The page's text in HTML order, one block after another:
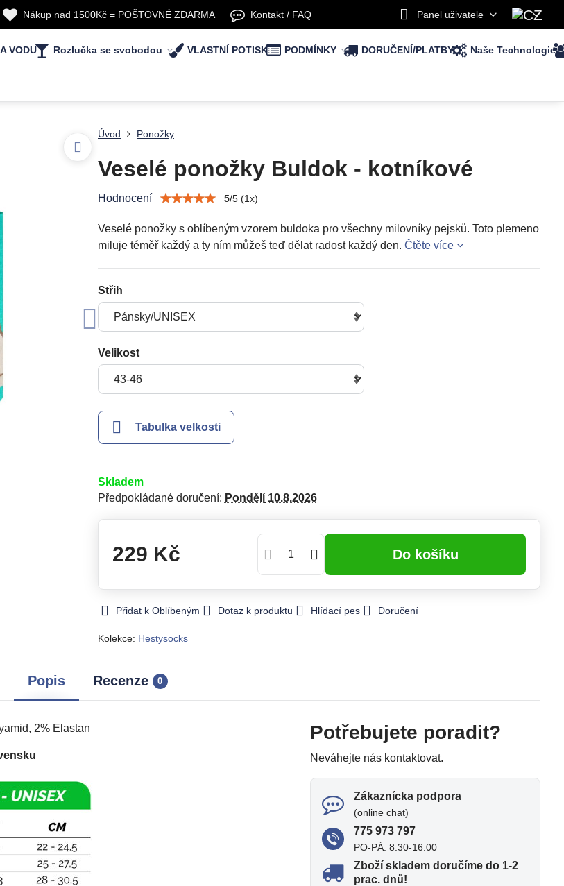
Nákup nad 1500Kč = POŠTOVNÉ ZDARMA Kontakt / FAQ Panel uživatele
VODU Rozlučka se svobodou VLASTNÍ POTISK PODMÍNKY DORUČENÍ/PLATBY Naše Technologie
Úvod Ponožky
Veselé ponožky Buldok - kotníkové
Hodnocení 5/5(1x)
Veselé ponožky s oblíbeným vzorem buldoka pro všechny milovníky pejsků. Toto plemeno
miluje téměř každý a ty ním můžeš teď dělat radost každý den. Čtěte více
Střih
Velikost
Tabulka velkosti
Skladem
Předpokládané doručení: Pondělí10.8.2026
229 Kč Do košíku
Přidat k Oblíbeným Dotaz k produktu Hlídací pes Doručení
Kolekce: Hestysocks
Popis Recenze 0
2% Elastan Potřebujete poradit?
Neváhejte nás kontaktovat.
Zákaznícka podpora
(online chat)
775 973 797
PO-PÁ: 8:30-16:00
Zboží skladem doručíme do 1-2
prac​. dnů!